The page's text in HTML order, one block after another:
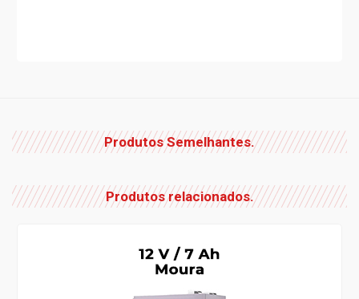
Produtos Semelhantes.
Produtos relacionados.